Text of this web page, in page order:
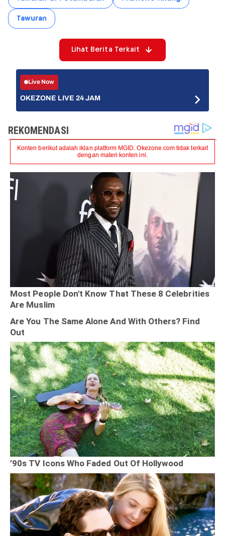
Tawuran
Lihat Berita Terkait
Live Now
OKEZONE LIVE 24 JAM